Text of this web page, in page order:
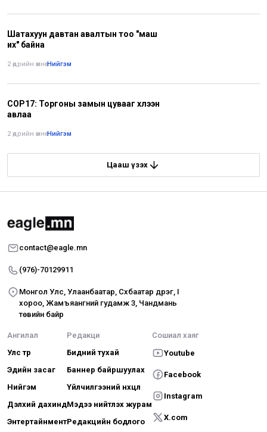
Шатахуун давтан авалтын тоо "маш
их" байна
2 өдрийн өмнө•Нийгэм
COP17: Торгоны замын цувааг хүлээн
авлаа
2 өдрийн өмнө•Нийгэм
Цааш үзэх
contact@eagle.mn
(976)-70129911
Монгол Улс, Улаанбаатар, Сүхбаатар дүүрэг, I
хороо, Жамъяангүний гудамж 3, Чандмань
төвийн байр
Ангилал
Улс төр
Эдийн засаг
Нийгэм
Дэлхий дахинд
Энтертайнмент
Редакци
Бидний тухай
Баннер байршуулах
Үйлчилгээний нөхцөл
Мэдээ нийтлэх журам
Редакцийн бодлого
Сошиал хаяг
Youtube
Facebook
Instagram
X.com